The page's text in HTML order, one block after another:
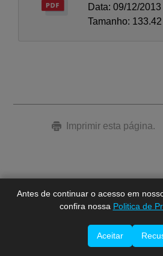
Antes de continuar o acesso em
confira nossa Politica de
Aceitar
Data: 09/12/2013
Tamanho:
Imprimir esta página.